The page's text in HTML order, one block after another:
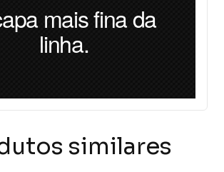
mais fina da
linha.
similares